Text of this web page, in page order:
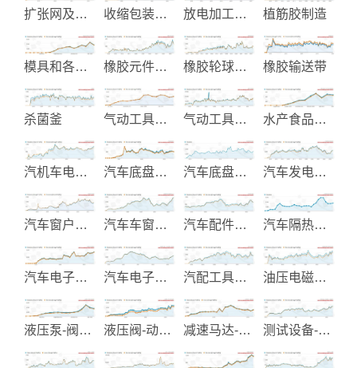
扩张网及花纹止滑踏板 收缩包装机械与材料 放电加工机械 植筋胶制造
模具和各类五金冲压件制造 橡胶元件及零件 橡胶轮球制品 橡胶输送带
杀菌釜 气动工具生产 气动工具制造 水产食品加工和大豆食品机械制
汽机车电子零组件制造 汽车底盘零件 汽车底盘零件制造 汽车发电起动机制造
汽车窗户升降器 汽车车窗升降装置与Parts 汽车配件电镀 汽车隔热纸与汽车配件
汽车电子改装产品 汽车电子零件-点火线圈-感知器 汽配工具制造 油压电磁阀及油压零件制造
液压泵-阀及系统制造 液压阀-动力配件制造 减速马达-调速马达 测试设备-光能模组-光纤组件